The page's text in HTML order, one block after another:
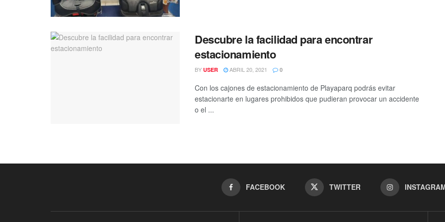
Descubre la facilidad para encontrar
estacionamiento
BY USER ABRIL 20, 2021 0
Con los cajones de estacionamiento de Playaparq podrás evitar
estacionarte en lugares prohibidos que pudieran provocar un accidente
o el ...
FACEBOOK TWITTER